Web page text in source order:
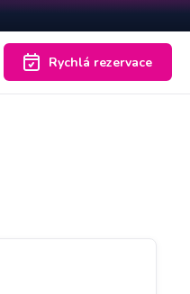
Rychlá rezervace